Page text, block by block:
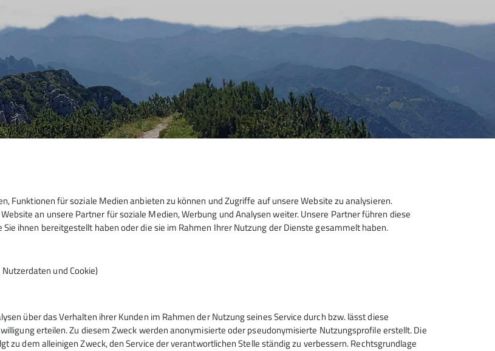
Service
Sektion Hanau des Deutschen
Alpenvereins e.V.
Funktionen für soziale Medien anbieten zu können und Zugriffe auf unsere Website zu analysieren.
an unsere Partner für soziale Medien, Werbung und Analysen weiter. Unsere Partner führen diese
ihnen bereitgestellt haben oder die sie im Rahmen Ihrer Nutzung der Dienste gesammelt haben.
und Cookie)
über das Verhalten ihrer Kunden im Rahmen der Nutzung seines Service durch bzw. lässt diese
erteilen. Zu diesem Zweck werden anonymisierte oder pseudonymisierte Nutzungsprofile erstellt. Die
zu dem alleinigen Zweck, den Service der verantwortlichen Stelle ständig zu verbessern. Rechtsgrundlage